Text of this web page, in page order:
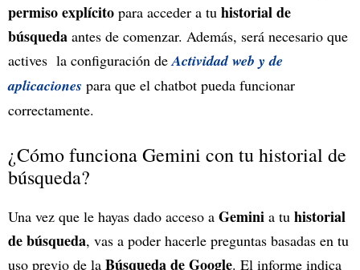
permiso explícito para acceder a tu historial de
búsqueda antes de comenzar. Además, será necesario que
actives la configuración de Actividad web y de
aplicaciones para que el chatbot pueda funcionar
correctamente.
¿Cómo funciona Gemini con tu historial de
búsqueda?
Una vez que le hayas dado acceso a Gemini a tu historial
de búsqueda, vas a poder hacerle preguntas basadas en tu
uso previo de la Búsqueda de Google. El informe indica